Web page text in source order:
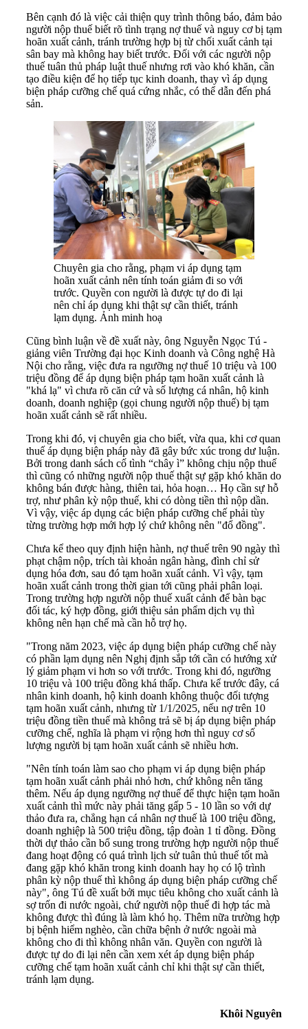
Bên cạnh đó là việc cải thiện quy trình thông báo, đảm bảo
người nộp thuế biết rõ tình trạng nợ thuế và nguy cơ bị tạm
hoãn xuất cảnh, tránh trường hợp bị từ chối xuất cảnh tại
sân bay mà không hay biết trước. Đối với các người nộp
thuế tuân thủ pháp luật thuế nhưng rơi vào khó khăn, cần
tạo điều kiện để họ tiếp tục kinh doanh, thay vì áp dụng
biện pháp cưỡng chế quá cứng nhắc, có thể dẫn đến phá
sản.
Chuyên gia cho rằng, phạm vi áp dụng tạm
hoãn xuất cảnh nên tính toán giảm đi so với
trước. Quyền con người là được tự do đi lại
nên chỉ áp dụng khi thật sự cần thiết, tránh
lạm dụng. Ảnh minh hoạ
Cũng bình luận về đề xuất này, ông Nguyễn Ngọc Tú -
giảng viên Trường đại học Kinh doanh và Công nghệ Hà
Nội cho rằng, việc đưa ra ngưỡng nợ thuế 10 triệu và 100
triệu đồng để áp dụng biện pháp tạm hoãn xuất cảnh là
"khá lạ" vì chưa rõ căn cứ và số lượng cá nhân, hộ kinh
doanh, doanh nghiệp (gọi chung người nộp thuế) bị tạm
hoãn xuất cảnh sẽ rất nhiều.
Trong khi đó, vị chuyên gia cho biết, vừa qua, khi cơ quan
thuế áp dụng biện pháp này đã gây bức xúc trong dư luận.
Bởi trong danh sách cố tình “chây ì” không chịu nộp thuế
thì cũng có những người nộp thuế thật sự gặp khó khăn do
không bán được hàng, thiên tai, hỏa hoạn… Họ cần sự hỗ
trợ, như phân kỳ nộp thuế, khi có dòng tiền thì nộp dần.
Vì vậy, việc áp dụng các biện pháp cưỡng chế phải tùy
từng trường hợp mới hợp lý chứ không nên "đổ đồng".
Chưa kể theo quy định hiện hành, nợ thuế trên 90 ngày thì
phạt chậm nộp, trích tài khoản ngân hàng, đình chỉ sử
dụng hóa đơn, sau đó tạm hoãn xuất cảnh. Vì vậy, tạm
hoãn xuất cảnh trong thời gian tới cũng phải phân loại.
Trong trường hợp người nộp thuế xuất cảnh để bàn bạc
đối tác, ký hợp đồng, giới thiệu sản phẩm dịch vụ thì
không nên hạn chế mà cần hỗ trợ họ.
"Trong năm 2023, việc áp dụng biện pháp cưỡng chế này
có phần lạm dụng nên Nghị định sắp tới cần có hướng xử
lý giảm phạm vi hơn so với trước. Trong khi đó, ngưỡng
10 triệu và 100 triệu đồng khá thấp. Chưa kể trước đây, cá
nhân kinh doanh, hộ kinh doanh không thuộc đối tượng
tạm hoãn xuất cảnh, nhưng từ 1/1/2025, nếu nợ trên 10
triệu đồng tiền thuế mà không trả sẽ bị áp dụng biện pháp
cưỡng chế, nghĩa là phạm vi rộng hơn thì nguy cơ số
lượng người bị tạm hoãn xuất cảnh sẽ nhiều hơn.
"Nên tính toán làm sao cho phạm vi áp dụng biện pháp
tạm hoãn xuất cảnh phải nhỏ hơn, chứ không nên tăng
thêm. Nếu áp dụng ngưỡng nợ thuế để thực hiện tạm hoãn
xuất cảnh thì mức này phải tăng gấp 5 - 10 lần so với dự
thảo đưa ra, chẳng hạn cá nhân nợ thuế là 100 triệu đồng,
doanh nghiệp là 500 triệu đồng, tập đoàn 1 tỉ đồng. Đồng
thời dự thảo cần bổ sung trong trường hợp người nộp thuế
đang hoạt động có quá trình lịch sử tuân thủ thuế tốt mà
đang gặp khó khăn trong kinh doanh hay họ có lộ trình
phân kỳ nộp thuế thì không áp dụng biện pháp cưỡng chế
này", ông Tú đề xuất bởi mục tiêu không cho xuất cảnh là
sợ trốn đi nước ngoài, chứ người nộp thuế đi hợp tác mà
không được thì đúng là làm khó họ. Thêm nữa trường hợp
bị bệnh hiểm nghèo, cần chữa bệnh ở nước ngoài mà
không cho đi thì không nhân văn. Quyền con người là
được tự do đi lại nên cần xem xét áp dụng biện pháp
cưỡng chế tạm hoãn xuất cảnh chỉ khi thật sự cần thiết,
tránh lạm dụng.
Khôi Nguyên